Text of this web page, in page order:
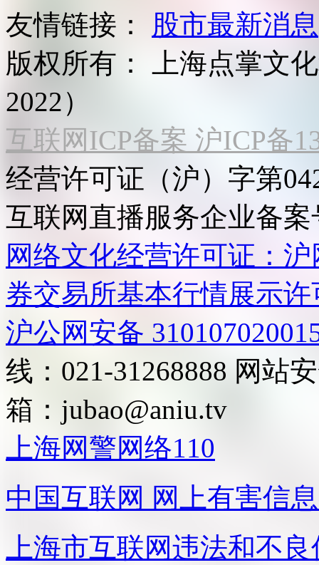
友情链接：
股市最新消息
版权所有：
上海点掌文
2022）
互联网ICP备案 沪ICP备
经营许可证（沪）字第
互联网直播服务企业备案
网络文化经营许可证：
券交易所基本行情展示许
沪公网安备
线：021-31268888 网站
箱： jubao@aniu.tv
上海网警网络110
中国互联网 网上有害信
上海市互联网违法和不